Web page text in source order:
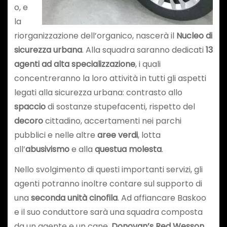
o, e
la
riorganizzazione dell’organico, nascerà il Nucleo di
sicurezza urbana. Alla squadra saranno dedicati13
agenti ad alta specializzazione, i quali
concentreranno la loro attività in tutti gli aspetti
legati alla sicurezza urbana: contrasto allo
spacciodi sostanze stupefacenti, rispetto del
decorocittadino, accertamenti nei parchi
pubblici e nelle altre aree verdi, lotta
all’abusivismoe alla questua molesta.
Nello svolgimento di questi importanti servizi, gli
agenti potranno inoltre contare sul supporto di
una seconda unità cinofila. Ad affiancare Baskoo
e il suo conduttore sarà una squadra composta